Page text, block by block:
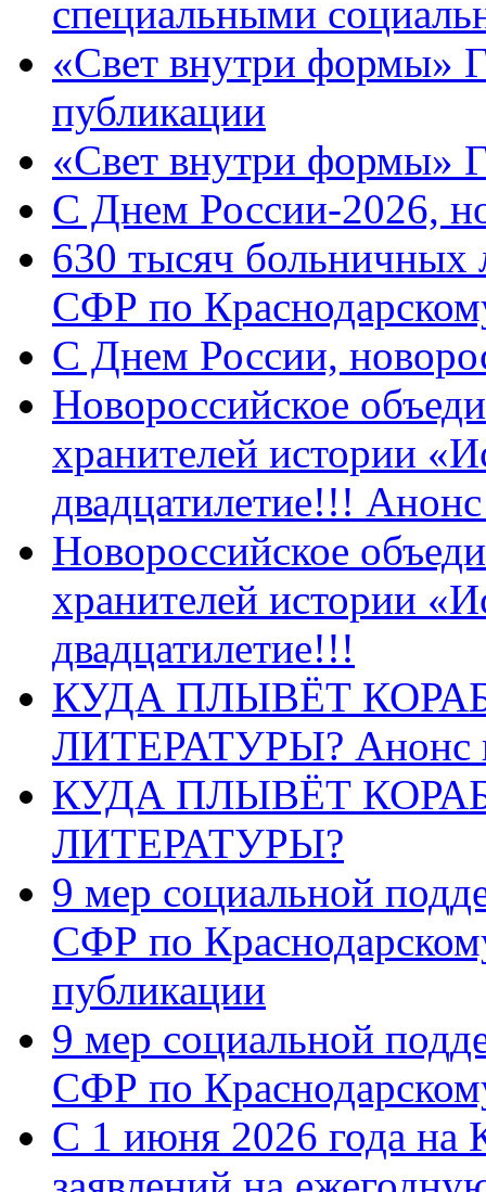
специальными
«Свет внутри формы»
публикации
«Свет внутри формы»
C Днем России-2026,
630 тысяч больничных
СФР по
C Днем России,
Новороссийское
хранителей истории
двадцатилетие!!!
Новороссийское
хранителей истории
двадцатилетие!!!
КУДА ПЛЫВЁТ
ЛИТЕРАТУРЫ? Анонс
КУДА ПЛЫВЁТ
ЛИТЕРАТУРЫ?
9 мер социальной
СФР по
публикации
9 мер социальной
СФР по
С 1 июня 2026 года на